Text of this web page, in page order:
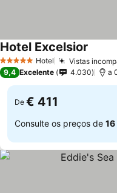
5 Estrelas Hotel Vistas
Hotel Excelsior
9,4 Excelente 4.030 a
De € 411
Consulte os preços de